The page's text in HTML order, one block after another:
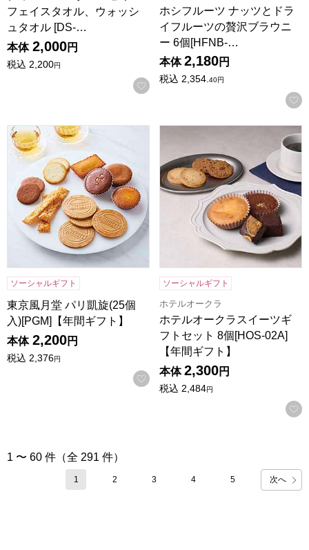
フェイスタオル、ウォッシ
ュタオル [DS-…
本体 2,000円
税込 2,200円
お気に入りに登録する
ホシフルーツ ナッツとドラ
イフルーツの贅沢ブラウニ
ー 6個[HFNB-…
本体 2,180円
税込 2,354.40円
東京風月堂 パリ凱旋(25個入)[PGM]【年間ギフト】
ソーシャルギフト
東京風月堂 パリ凱旋(25個
入)[PGM]【年間ギフト】
本体 2,200円
税込 2,376円
お気に入りに登録する
ホテルオークラスイーツギ
ソーシャルギフト
ホテルオークラ
ホテルオークラスイーツギ
フトセット 8個[HOS-02A]
【年間ギフト】
本体 2,300円
税込 2,484円
1 〜 60 件（全 291 件）
1 2 3 4 5 次へ